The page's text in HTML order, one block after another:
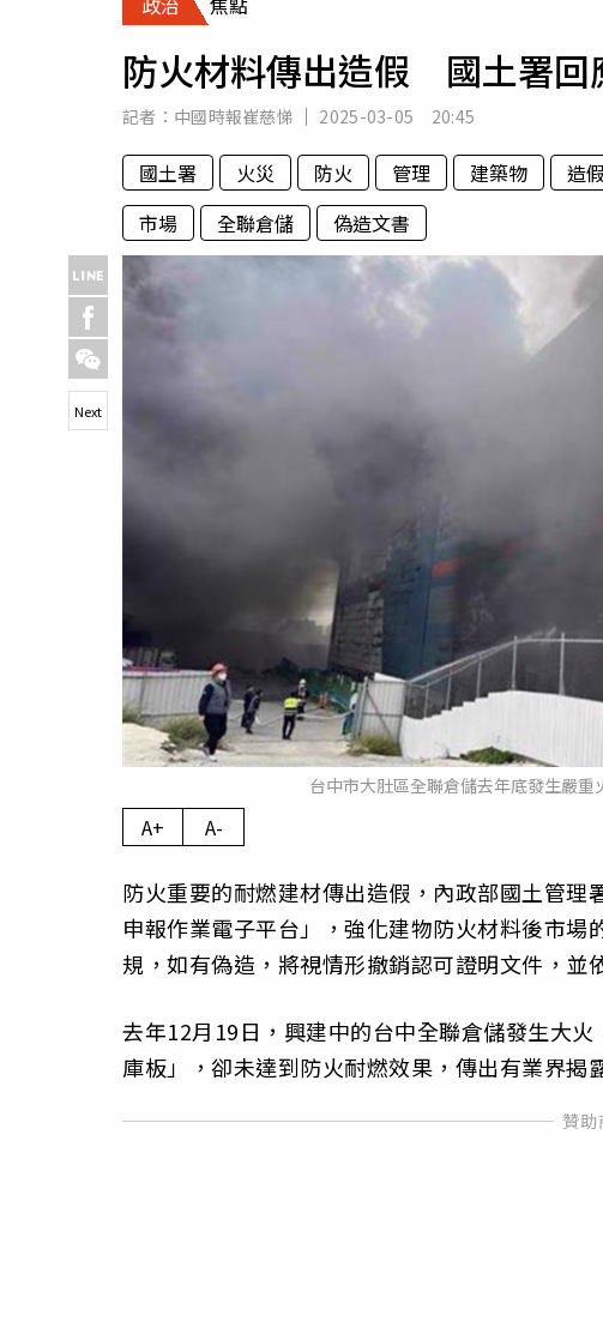
專欄
房產新勢力
防火材料傳出造假 國土署回
記者： 中國時報崔慈悌 2025-03-05 20:45
國土署 火災 防火 管理 建築物 造假
市場
全聯倉儲 偽造文書
台中市大肚區全聯倉儲去年底發生嚴重
Next
A+ A-
防火重要的耐燃建材傳出造假，內政部國土管
申報作業電子平台」，強化建物防火材料後市
規，如有偽造，將視情形撤銷認可證明文件，並
去年12月19日，興建中的台中全聯倉儲發生大
庫板」，卻未達到防火耐燃效果，傳出有業界揭